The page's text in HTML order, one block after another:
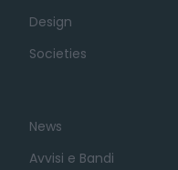
Design
Societies
News
Avvisi e Bandi